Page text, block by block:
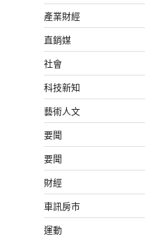
產業財經
直銷媒
社會
科技新知
藝術人文
要聞
要聞
財經
車訊房市
運動